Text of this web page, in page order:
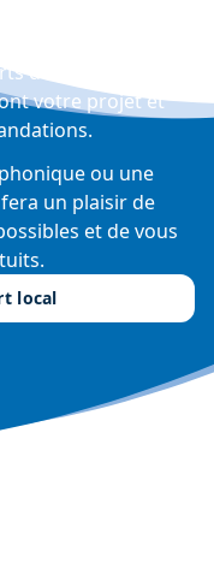
options qui
de l'humidité,
de Condair se
votre projet et
ou une
un plaisir de
et de vous
local